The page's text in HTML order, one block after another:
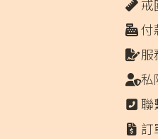
戒
付
服
私
聯
訂